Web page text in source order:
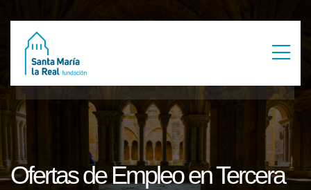
Ofertas de Empleo en Tercera